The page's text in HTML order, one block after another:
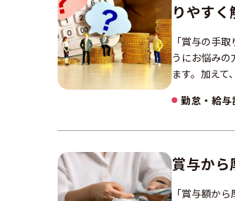
りやすく
「賞与の手
うにお悩み
ます。加え
勤怠・給与
賞与から
「賞与額か